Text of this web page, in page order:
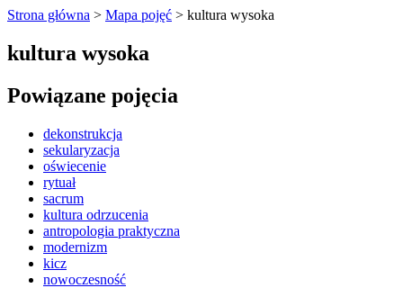
Strona główna > Mapa pojęć > kultura wysoka
kultura wysoka
Powiązane pojęcia
dekonstrukcja
sekularyzacja
oświecenie
rytuał
sacrum
kultura odrzucenia
antropologia praktyczna
modernizm
kicz
nowoczesność